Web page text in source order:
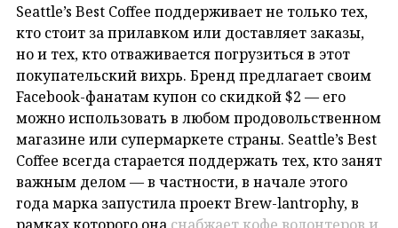
Seattle’s Best Coffee поддерживает не только тех,
кто стоит за прилавком или доставляет заказы,
но и тех, кто отваживается погрузиться в этот
покупательский вихрь. Бренд предлагает своим
Facebook-фанатам купон со скидкой $2 — его
можно использовать в любом продовольственном
магазине или супермаркете страны. Seattle’s Best
Coffee всегда старается поддержать тех, кто занят
важным делом — в частности, в начале этого
года марка запустила проект Brew-lantrophy, в
рамках которого она снабжает кофе волонтеров и